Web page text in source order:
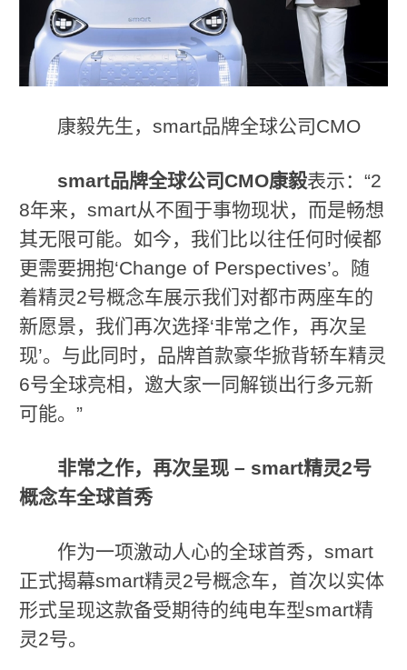
康毅先生，smart品牌全球公司CMO
smart品牌全球公司 CMO康毅表示：“2
8年来，smart从不囿于事物现状，而是畅想
其无限可能。如今，我们比以往任何时候都
更需要拥抱‘Change of Perspectives’。随
着精灵2号概念车展示我们对都市两座车的
新愿景，我们再次选择‘非常之作，再次呈
现’。与此同时，品牌首款豪华掀背轿车精灵
6号全球亮相，邀大家一同解锁出行多元新
可能。”
非常之作，再次呈现 – smart精灵2号
概念车全球首秀
作为一项激动人心的全球首秀，smart
正式揭幕smart精灵2号概念车，首次以实体
形式呈现这款备受期待的纯电车型smart精
灵2号。